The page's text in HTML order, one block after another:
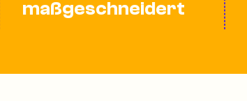
maßgeschneidert